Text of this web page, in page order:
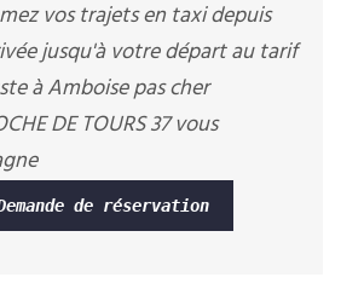
vos trajets en taxi depuis
jusqu'à votre départ au tarif
à Amboise pas cher
DE TOURS 37 vous
de réservation